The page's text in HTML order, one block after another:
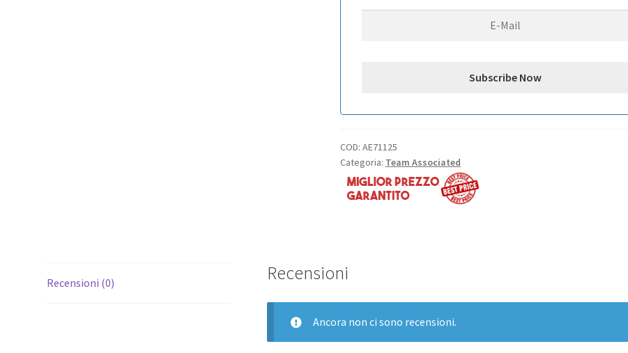
COD: AE71125
Categoria: Team Associated
Recensioni (0) Recensioni
Ancora non ci sono recensioni.